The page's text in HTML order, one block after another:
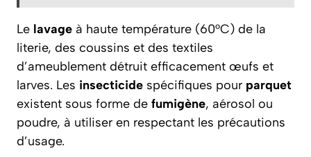
Le lavage à haute température (60°C) de la
literie, des coussins et des textiles
d’ameublement détruit efficacement œufs et
larves. Les insecticide spécifiques pour parquet
existent sous forme de fumigène, aérosol ou
poudre, à utiliser en respectant les précautions
d’usage.